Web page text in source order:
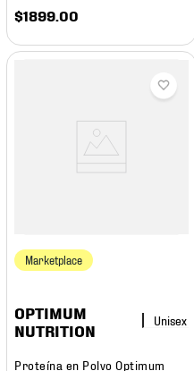
$1899 .00
Marketplace
OPTIMUM
NUTRITION
Proteína en Polvo Optimum